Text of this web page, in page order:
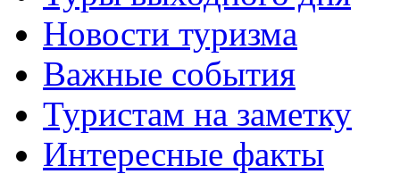
Новости туризма
Важные события
Туристам на заметку
Интересные факты